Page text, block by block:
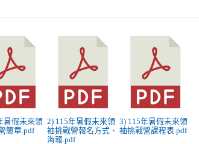
暑假未來領
簡章.pdf
2) 115年暑假未來領
袖挑戰營報名方式、
海報.pdf
3) 115年暑假未來領
袖挑戰營課程表.pdf